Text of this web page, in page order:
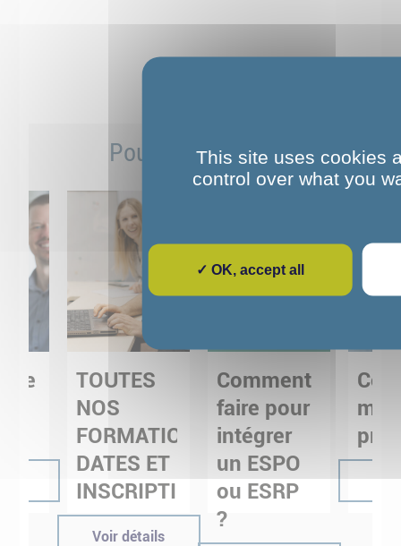
Pour aller plus loin
TOUTES
NOS
FORMATIONS,
DATES ET
INSCRIPTIONS
Voir détails
Comment
faire pour
intégrer
un ESPO
ou ESRP
?
mon
This site uses cookies
control over what you
✓ OK, accept all